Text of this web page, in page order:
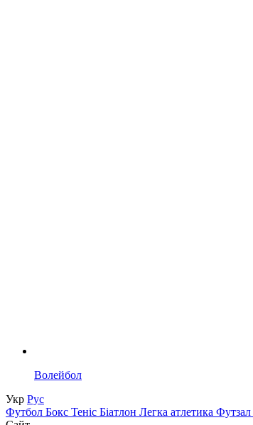
Волейбол
Укр Рус
Футбол Бокс Теніс Біатлон Легка атлетика Футзал